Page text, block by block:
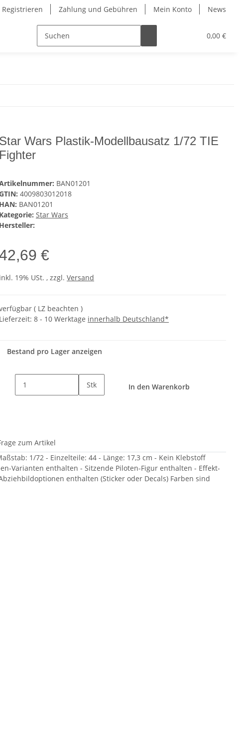
Registrieren Zahlung und Gebühren Mein Konto News
0,00 €
Star Wars Plastik-Modellbausatz 1/72 TIE
Fighter
BAN01201
4009803012018
HAN: BAN01201
Kategorie: Star Wars
Hersteller:
€
inkl. 19% USt. , zzgl. Versand
( LZ beachten )
Lieferzeit: 8 - 10 Werktage innerhalb Deutschland*
Bestand pro Lager anzeigen
Stk In den Warenkorb
zum Artikel
1/72 - Einzelteile: 44 - Länge: 17,3 cm - Kein Klebstoff
Varianten enthalten - Sitzende Piloten-Figur enthalten - Effekt-
enthalten (Sticker oder Decals) Farben sind